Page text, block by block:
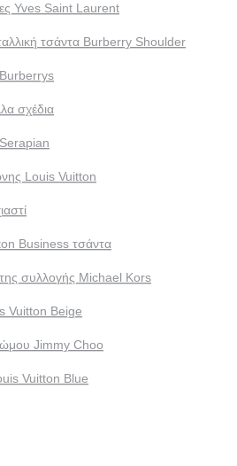
Yves Saint Laurent
τσάντα Burberry Shoulder
σχέδια
Louis Vuitton
Business τσάντα
συλλογής Michael Kors
Vuitton Beige
ώμου Jimmy Choo
Vuitton Blue